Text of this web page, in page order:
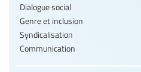
Dialogue social
Genre et inclusion
Syndicalisation
Communication